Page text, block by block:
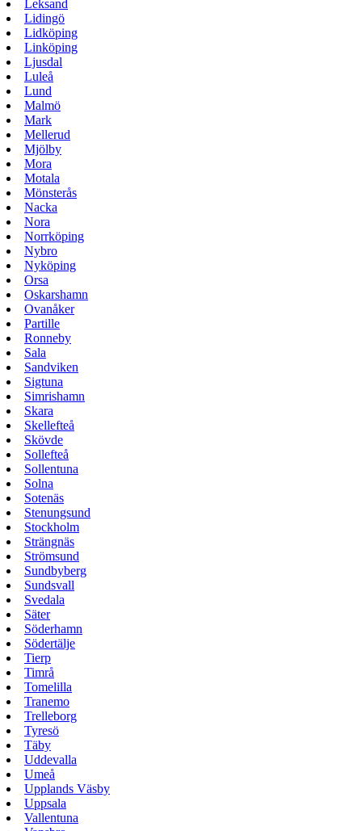
Leksand
Lidingö
Lidköping
Linköping
Ljusdal
Luleå
Lund
Malmö
Mark
Mellerud
Mjölby
Mora
Motala
Mönsterås
Nacka
Nora
Norrköping
Nybro
Nyköping
Orsa
Oskarshamn
Ovanåker
Partille
Ronneby
Sala
Sandviken
Sigtuna
Simrishamn
Skara
Skellefteå
Skövde
Sollefteå
Sollentuna
Solna
Sotenäs
Stenungsund
Stockholm
Strängnäs
Strömsund
Sundbyberg
Sundsvall
Svedala
Säter
Söderhamn
Södertälje
Tierp
Timrå
Tomelilla
Tranemo
Trelleborg
Tyresö
Täby
Uddevalla
Umeå
Upplands Väsby
Uppsala
Vallentuna